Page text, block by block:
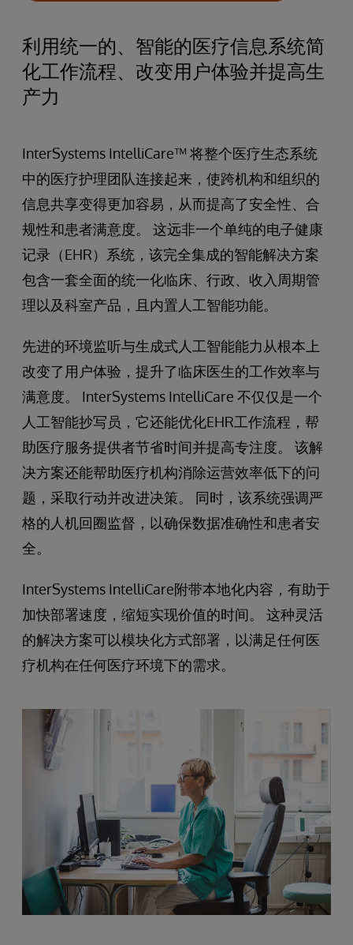
利用统一的、智能的医疗信息系统简
化工作流程、改变用户体验并提高生
产力
InterSystems IntelliCare™ 将整个医疗生态系统
中的医疗护理团队连接起来，使跨机构和组织的
信息共享变得更加容易，从而提高了安全性、合
规性和患者满意度。 这远非一个单纯的电子健康
记录（EHR）系统，该完全集成的智能解决方案
包含一套全面的统一化临床、行政、收入周期管
理以及科室产品，且内置人工智能功能。
先进的环境监听与生成式人工智能能力从根本上
改变了用户体验，提升了临床医生的工作效率与
满意度。 InterSystems IntelliCare 不仅仅是一个
人工智能抄写员，它还能优化EHR工作流程，帮
助医疗服务提供者节省时间并提高专注度。 该解
决方案还能帮助医疗机构消除运营效率低下的问
题，采取行动并改进决策。 同时，该系统强调严
格的人机回圈监督，以确保数据准确性和患者安
全。
InterSystems IntelliCare附带本地化内容，有助于
加快部署速度，缩短实现价值的时间。 这种灵活
的解决方案可以模块化方式部署，以满足任何医
疗机构在任何医疗环境下的需求。